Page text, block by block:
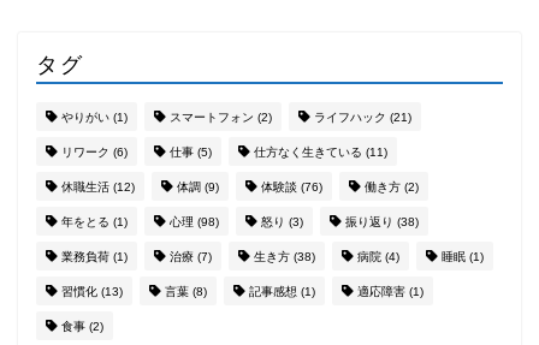
タグ
やりがい (1) スマートフォン (2) ライフハック (21)
リワーク (6) 仕事 (5) 仕方なく生きている (11)
休職生活 (12) 体調 (9) 体験談 (76) 働き方 (2)
年をとる (1) 心理 (98) 怒り (3) 振り返り (38)
業務負荷 (1) 治療 (7) 生き方 (38) 病院 (4) 睡眠 (1)
習慣化 (13) 言葉 (8) 記事感想 (1) 適応障害 (1)
食事 (2)